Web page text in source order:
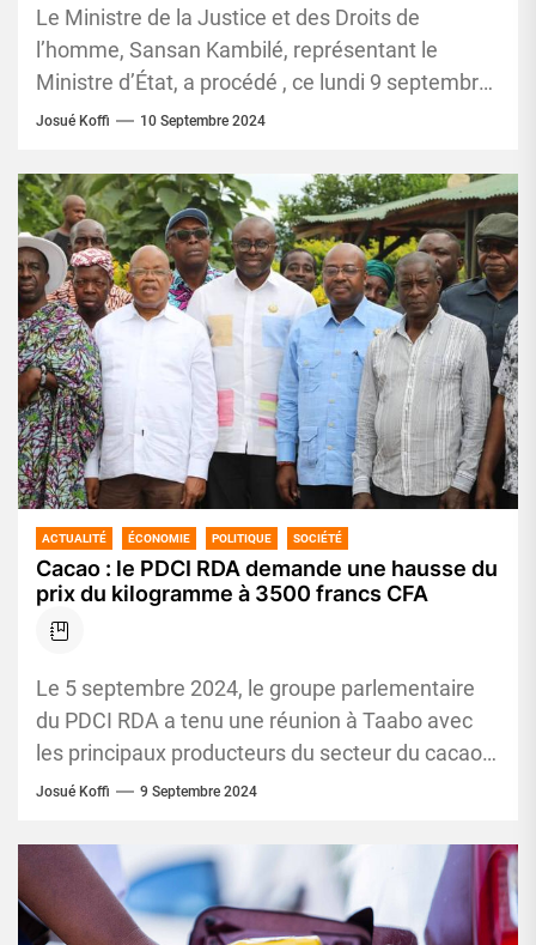
Le Ministre de la Justice et des Droits de
l’homme, Sansan Kambilé, représentant le
Ministre d’État, a procédé , ce lundi 9 septembre
2024, à...
Josué Koffi 10 Septembre 2024
ACTUALITÉ ÉCONOMIE POLITIQUE SOCIÉTÉ
Cacao : le PDCI RDA demande une hausse du
prix du kilogramme à 3500 francs CFA
Le 5 septembre 2024, le groupe parlementaire
du PDCI RDA a tenu une réunion à Taabo avec
les principaux producteurs du secteur du cacao.
L'objectif...
Josué Koffi 9 Septembre 2024